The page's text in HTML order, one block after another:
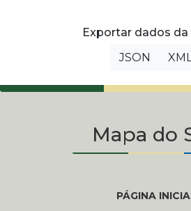
Exportar dados da
JSON
Mapa do
PÁGINA